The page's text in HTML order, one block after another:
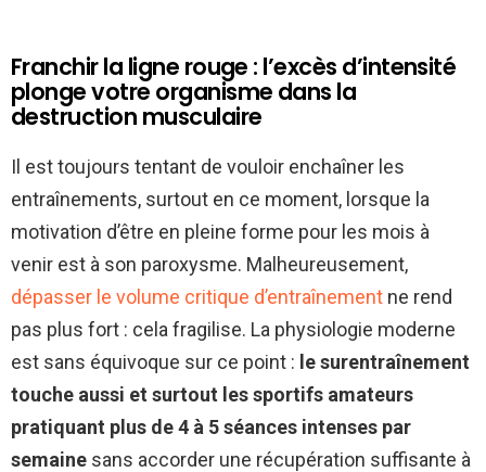
Franchir la ligne rouge : l’excès d’intensité
plonge votre organisme dans la
destruction musculaire
Il est toujours tentant de vouloir enchaîner les
entraînements, surtout en ce moment, lorsque la
motivation d’être en pleine forme pour les mois à
venir est à son paroxysme. Malheureusement,
dépasser le volume critique d’entraînement ne rend
pas plus fort : cela fragilise. La physiologie moderne
est sans équivoque sur ce point : le surentraînement
touche aussi et surtout les sportifs amateurs
pratiquant plus de 4 à 5 séances intenses par
semaine sans accorder une récupération suffisante à